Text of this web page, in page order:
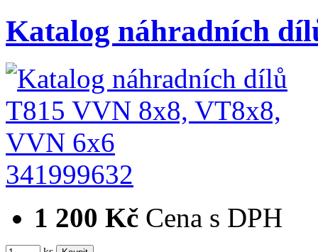
Katalog náhradních
341999632
1 200 Kč Cena s DPH